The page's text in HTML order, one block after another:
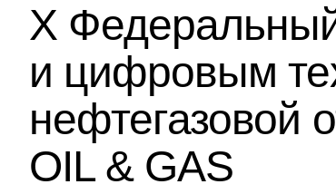
X
и цифровым
нефтегазовой
OIL & GAS